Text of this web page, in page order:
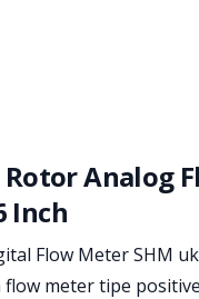
Rotor Analog
Inch
Flow Meter SHM
flow meter tipe